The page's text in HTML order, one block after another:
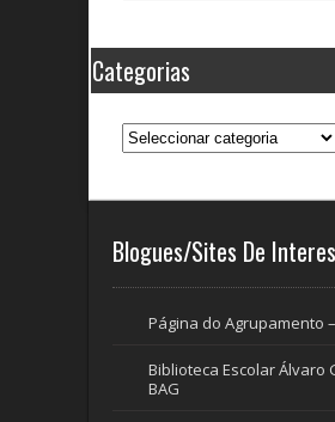
Categorias
Categorias
Blogues/Sites De
Página do Agrupamento –
Biblioteca Escolar Álvaro
BAG